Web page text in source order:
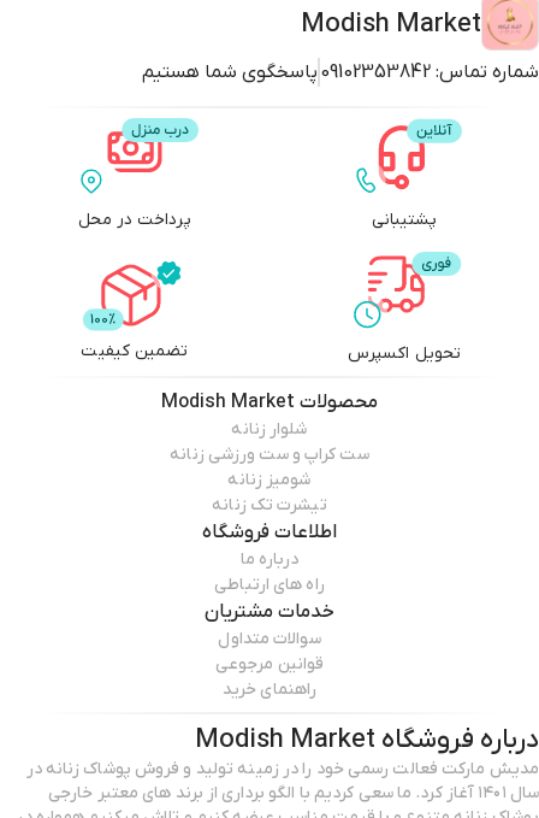
Modish Market
شماره تماس: 09102353842 پاسخگوی شما هستیم
پشتیبانی پرداخت در محل
تحویل اکسپرس تضمین کیفیت
محصولات Modish Market
شلوار زنانه
ست کراپ و ست ورزشی زنانه
شومیز زنانه
تیشرت تک زنانه
اطلاعات فروشگاه
درباره ما
راه های ارتباطی
خدمات مشتریان
سوالات متداول
قوانین مرجوعی
راهنمای خرید
درباره فروشگاه Modish Market
مدیش مارکت فعالت رسمی خود را در زمینه تولید و فروش پوشاک زنانه در
سال ۱۴۰۱ آغاز کرد. ما سعی کردیم با الگو برداری از برند های معتبر خارجی